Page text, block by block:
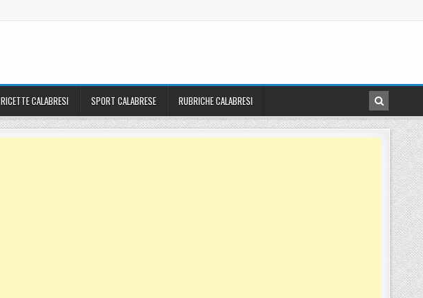
RICETTE CALABRESI SPORT CALABRESE RUBRICHE CALABRESI